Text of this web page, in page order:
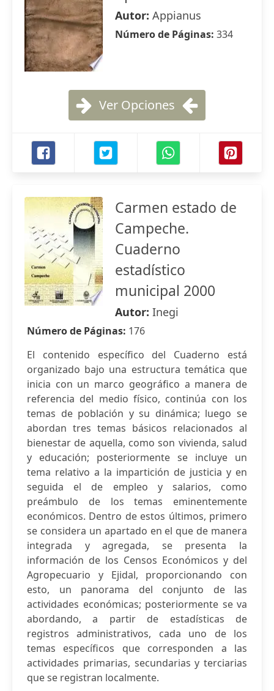
Autor: Appianus
Número de Páginas: 334
Ver Opciones
Carmen estado de
Campeche.
Cuaderno
estadístico
municipal 2000
Autor: Inegi
Número de Páginas: 176
El contenido específico del Cuaderno está
organizado bajo una estructura temática que
inicia con un marco geográfico a manera de
referencia del medio físico, continúa con los
temas de población y su dinámica; luego se
abordan tres temas básicos relacionados al
bienestar de aquella, como son vivienda, salud
y educación; posteriormente se incluye un
tema relativo a la impartición de justicia y en
seguida el de empleo y salarios, como
preámbulo de los temas eminentemente
económicos. Dentro de estos últimos, primero
se considera un apartado en el que de manera
integrada y agregada, se presenta la
información de los Censos Económicos y del
Agropecuario y Ejidal, proporcionando con
esto, un panorama del conjunto de las
actividades económicas; posteriormente se va
abordando, a partir de estadísticas de
registros administrativos, cada uno de los
temas específicos que corresponden a las
actividades primarias, secundarias y terciarias
que se registran localmente.